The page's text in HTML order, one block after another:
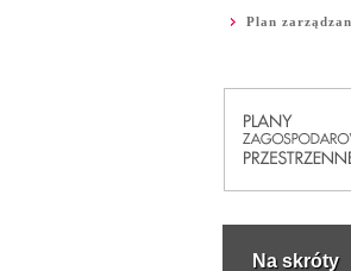
Plan
Na skróty